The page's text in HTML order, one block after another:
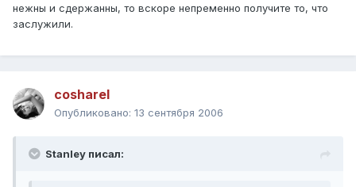
нежны и сдержанны, то вскоре непременно получите то, что
заслужили.
cosharel
Опубликовано: 13 сентября 2006
Stanley писал: